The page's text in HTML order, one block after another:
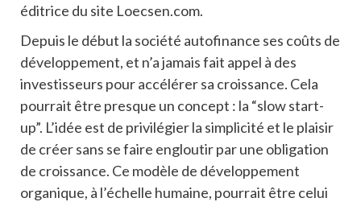
éditrice du site Loecsen.com.
Depuis le début la société autofinance ses coûts de
développement, et n’a jamais fait appel à des
investisseurs pour accélérer sa croissance. Cela
pourrait être presque un concept : la “slow start-
up”. L’idée est de privilégier la simplicité et le plaisir
de créer sans se faire engloutir par une obligation
de croissance. Ce modèle de développement
organique, à l’échelle humaine, pourrait être celui